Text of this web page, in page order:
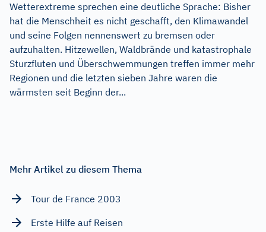
Wetterextreme sprechen eine deutliche Sprache: Bisher
hat die Menschheit es nicht geschafft, den Klimawandel
und seine Folgen nennenswert zu bremsen oder
aufzuhalten. Hitzewellen, Waldbrände und katastrophale
Sturzfluten und Überschwemmungen treffen immer mehr
Regionen und die letzten sieben Jahre waren die
wärmsten seit Beginn der...
Mehr Artikel zu diesem Thema
Tour de France 2003
Erste Hilfe auf Reisen